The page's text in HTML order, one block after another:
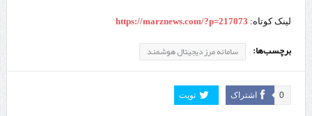
لینک کوتاه: https://marznews.com/?p=217073
برچسب‌ها: سامانه مرز دیجیتال هوشمند
اشتراک 0 تویت